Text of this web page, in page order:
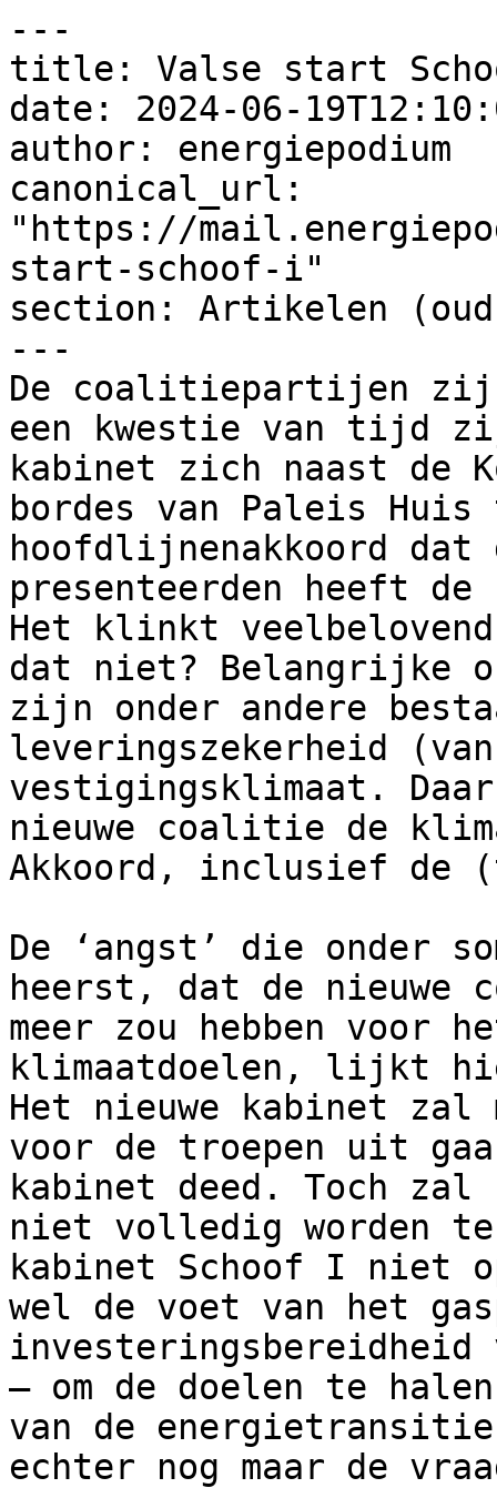
---
title: Valse start
date: 2024-06-
author: energiepodium
canonical_url:
"https://
start-schoof-i"
section: Artikelen
---
De coalitiepartijen
een kwestie van tijd
kabinet zich naast de
bordes van Paleis Huis
hoofdlijnenakkoord
presenteerden heeft de
Het klinkt
dat niet? Belangrijke
zijn onder andere
leveringszekerheid
vestigingsklimaat.
nieuwe coalitie de
Akkoord, inclusief de
De ‘angst’ die onder
heerst, dat de nieuwe
meer zou hebben voor
klimaatdoelen, lijkt
Het nieuwe kabinet
voor de troepen uit
kabinet deed. Toch
niet volledig worden
kabinet Schoof I niet
wel de voet van het
– om de doelen te
van de
echter nog maar de